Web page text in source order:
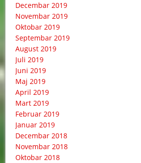
Decembar 2019
Novembar 2019
Oktobar 2019
Septembar 2019
August 2019
Juli 2019
Juni 2019
Maj 2019
April 2019
Mart 2019
Februar 2019
Januar 2019
Decembar 2018
Novembar 2018
Oktobar 2018